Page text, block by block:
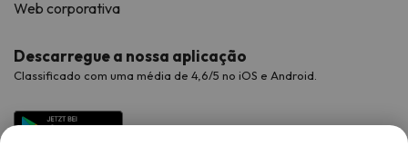
Web corporativa
Descarregue a nossa aplicação
Classificado com uma média de 4,6/5 no iOS e Android.